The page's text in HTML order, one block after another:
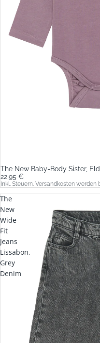
The New Baby-Body Sister,
22,95 €
Inkl. Steuern. Versandkosten
The
New
Wide
Fit
Jeans
Lissabon,
Grey
Denim